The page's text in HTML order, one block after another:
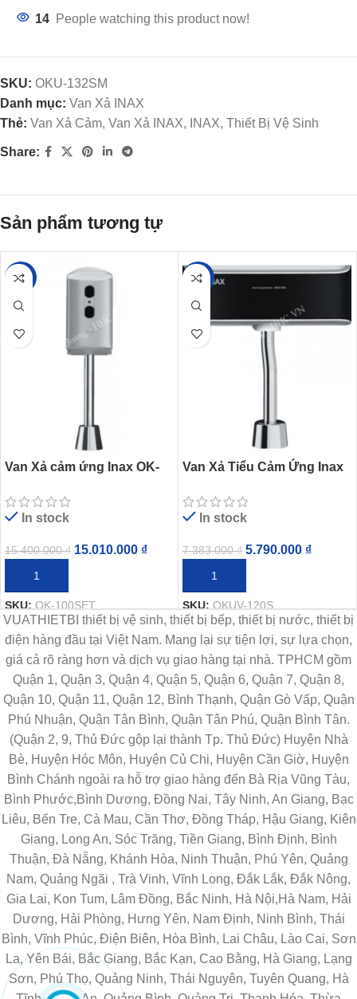
14 People watching this product now!
SKU: OKU-132SM
Danh mục: Van Xả INAX
Thẻ: Van Xả Cảm, Van Xả INAX, INAX, Thiết Bị Vệ Sinh
Share:
Sản phẩm tương tự
-3%
Van Xả cảm ứng Inax OK-
In stock
15.400.000₫ 15.010.000 ₫
THÊM VÀO GIỎ HÀNG
SKU:OK-100SET
-22%
Van Xả Tiểu Cảm Ứng Inax
In stock
7.383.000₫ 5.790.000 ₫
THÊM VÀO GIỎ HÀNG
SKU:OKUV-120S
VUATHIETBI thiết bị vệ sinh, thiết bị bếp, thiết bị nước, thiết bị
điện hàng đầu tại Việt Nam. Mang lại sự tiện lợi, sự lựa chọn,
giá cả rõ ràng hơn và dịch vụ giao hàng tại nhà. TPHCM gồm
Quận 1, Quận 3, Quận 4, Quận 5, Quận 6, Quận 7, Quận 8,
Quận 10, Quận 11, Quận 12, Bình Thạnh, Quận Gò Vấp, Quận
Phú Nhuận, Quận Tân Bình, Quận Tân Phú, Quận Bình Tân.
(Quận 2, 9, Thủ Đức gộp lại thành Tp. Thủ Đức) Huyện Nhà
Bè, Huyện Hóc Môn, Huyện Củ Chi, Huyện Cần Giờ, Huyện
Bình Chánh ngoài ra hỗ trợ giao hàng đến Bà Rịa Vũng Tàu,
Bình Phước,Bình Dương, Đồng Nai, Tây Ninh, An Giang, Bạc
Liêu, Bến Tre, Cà Mau, Cần Thơ, Đồng Tháp, Hậu Giang, Kiên
Giang, Long An, Sóc Trăng, Tiền Giang, Bình Định, Bình
Thuận, Đà Nẵng, Khánh Hòa, Ninh Thuận, Phú Yên, Quảng
Nam, Quảng Ngãi , Trà Vinh, Vĩnh Long, Đắk Lắk, Đắk Nông,
Gia Lai, Kon Tum, Lâm Đồng, Bắc Ninh, Hà Nội,Hà Nam, Hải
Dương, Hải Phòng, Hưng Yên, Nam Định, Ninh Bình, Thái
Bình, Vĩnh Phúc, Điện Biên, Hòa Bình, Lai Châu, Lào Cai, Sơn
La, Yên Bái, Bắc Giang, Bắc Kạn, Cao Bằng, Hà Giang, Lạng
Sơn, Phú Thọ, Quảng Ninh, Thái Nguyên, Tuyên Quang, Hà